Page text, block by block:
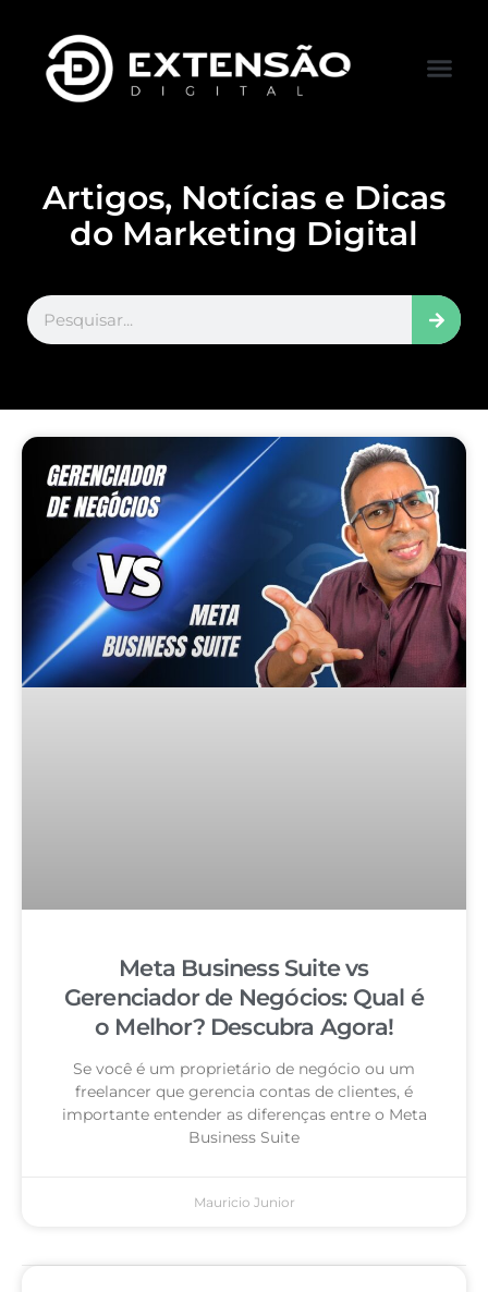
Artigos, Notícias e Dicas
do Marketing Digital
Meta Business Suite vs
Gerenciador de Negócios: Qual é
o Melhor? Descubra Agora!
Se você é um proprietário de negócio ou um
freelancer que gerencia contas de clientes, é
importante entender as diferenças entre o Meta
Business Suite
Mauricio Junior